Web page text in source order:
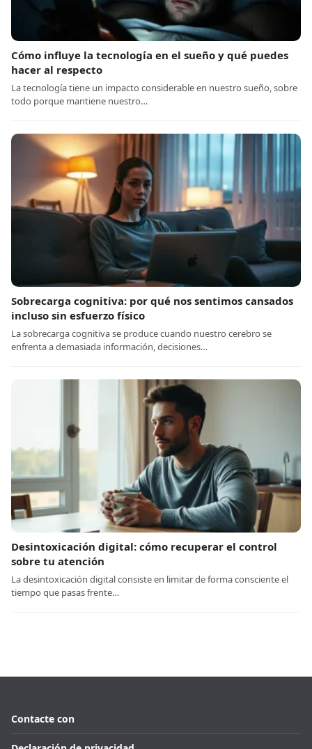
Cómo influye la tecnología en el sueño y qué puedes
hacer al respecto
La tecnología tiene un impacto considerable en nuestro sueño, sobre
todo porque mantiene nuestro…
Sobrecarga cognitiva: por qué nos sentimos cansados
incluso sin esfuerzo físico
La sobrecarga cognitiva se produce cuando nuestro cerebro se
enfrenta a demasiada información, decisiones…
Desintoxicación digital: cómo recuperar el control
sobre tu atención
La desintoxicación digital consiste en limitar de forma consciente el
tiempo que pasas frente…
Contacte con